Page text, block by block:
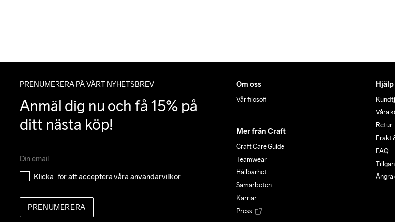
PRENUMERERA PÅ VÅRT NYHETSBREV
Anmäl dig nu och få 15% på
ditt nästa köp!
Klicka i för att acceptera våra användarvillkor
PRENUMERERA
Om oss
Vår filosofi
Mer från Craft
Craft Care Guide
Teamwear
Hållbarhet
Samarbeten
Karriär
Press
Våra
Retur
Frakt
FAQ
Ångra